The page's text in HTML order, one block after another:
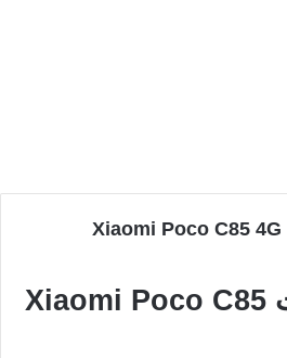
سعر ومواصفات Xiaomi Poco C85